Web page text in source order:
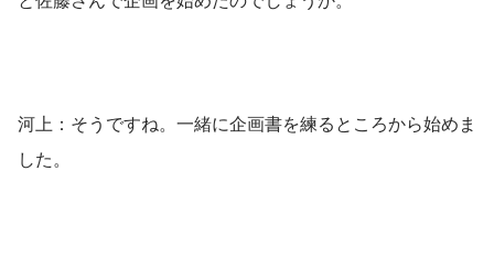
河上：そうですね。一緒に企画書を練るところから始めま
した。